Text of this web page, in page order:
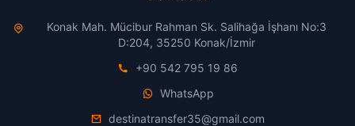
Konak Mah. Mücibur Rahman Sk. Salihağa İşhanı No:3
D:204, 35250 Konak/İzmir
+90 542 795 19 86
WhatsApp
destinatransfer35@gmail.com